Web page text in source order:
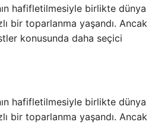
hafifletilmesiyle birlikte dünya
bir toparlanma yaşandı. Ancak
konusunda daha seçici
hafifletilmesiyle birlikte dünya
bir toparlanma yaşandı. Ancak